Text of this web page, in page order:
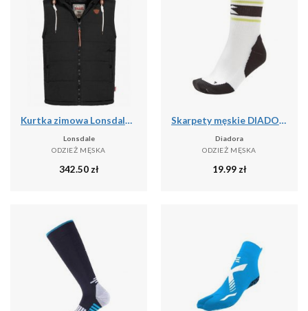
Kurtka zimowa Lonsdale Polmear
Lonsdale
ODZIEŻ MĘSKA
342.50zł
Skarpety męskie DIADORA SOCKS
Diadora
ODZIEŻ MĘSKA
19.99zł